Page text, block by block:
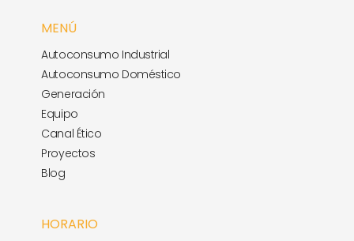
MENÚ
Autoconsumo Industrial
Autoconsumo Doméstico
Generación
Equipo
Canal Ético
Proyectos
Blog
HORARIO